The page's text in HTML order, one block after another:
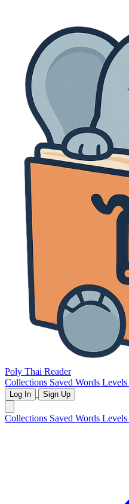
Poly Thai Reader
Collections Saved Words Levels
Log In Sign Up
Collections Saved Words Levels